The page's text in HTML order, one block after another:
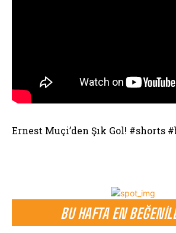
BU HAFTA EN
Ernest Muçi’den Şık Gol! #shorts